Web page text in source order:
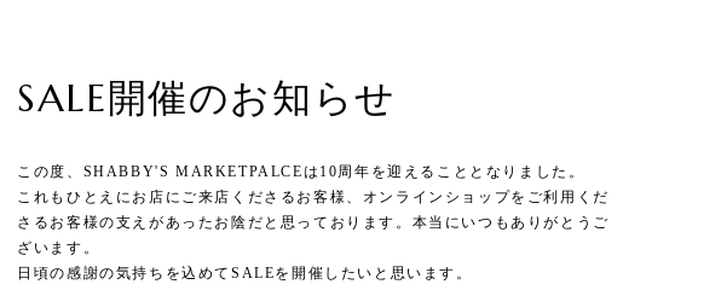
SALE開催のお知らせ
この度、SHABBY'S MARKETPALCEは10周年を迎えることとなりました。
これもひとえにお店にご来店くださるお客様、オンラインショップをご利用くだ
さるお客様の支えがあったお陰だと思っております。本当にいつもありがとうご
ざいます。
日頃の感謝の気持ちを込めてSALEを開催したいと思います。